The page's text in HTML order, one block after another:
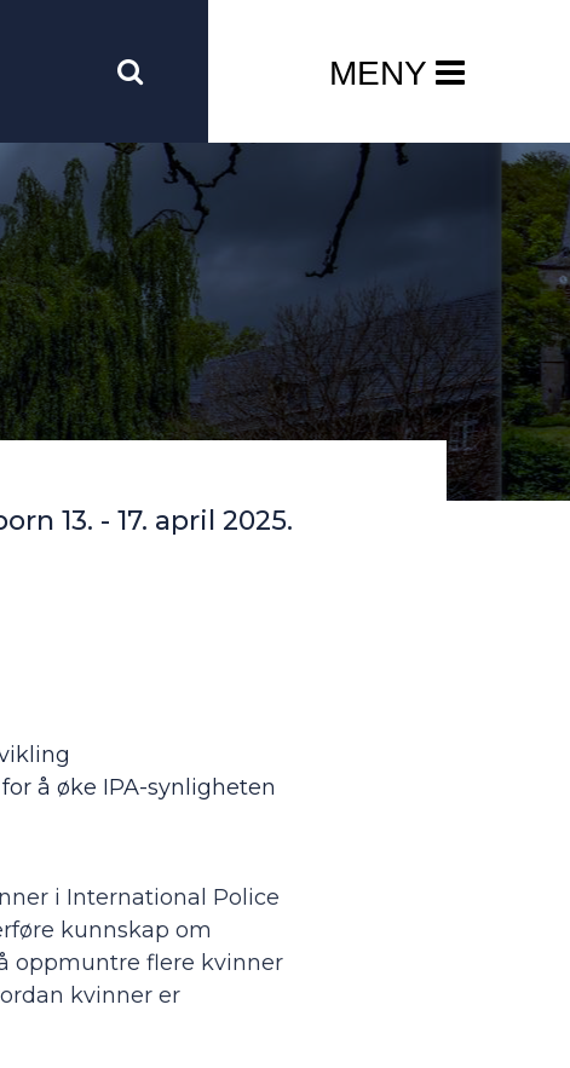
MENY
13. - 17. april 2025.
å øke IPA-synligheten
i International Police
kunnskap om
oppmuntre flere kvinner
kvinner er